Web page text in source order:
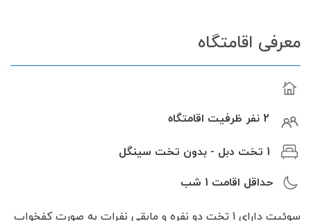
معرفی اقامتگاه
2 نفر ظرفیت اقامتگاه
1 تخت دبل - بدون تخت سینگل
حداقل اقامت 1 شب
سوئیت دارای 1 تخت دو نفره و مابقی نفرات به صورت کفخواب